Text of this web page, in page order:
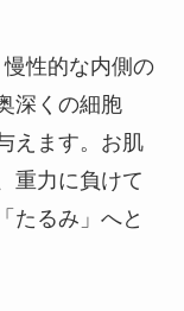
性的な内側の
深くの細胞
えます。お肌
重力に負けて
たるみ」へと